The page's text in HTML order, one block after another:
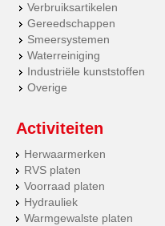
Verbruiksartikelen
Gereedschappen
Smeersystemen
Waterreiniging
Industriële kunststoffen
Overige
Activiteiten
Herwaarmerken
RVS platen
Voorraad platen
Hydrauliek
Warmgewalste platen